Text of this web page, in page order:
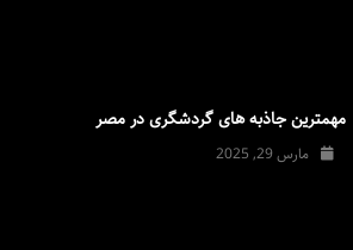
مهمترین جاذبه های گردشگری در مصر
مارس 29, 2025